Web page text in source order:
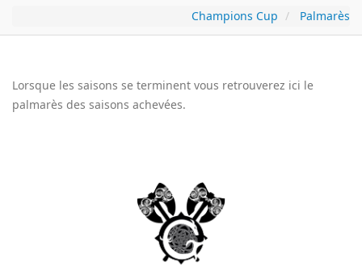
Champions Cup Palmarès
Lorsque les saisons se terminent vous retrouverez ici le
palmarès des saisons achevées.